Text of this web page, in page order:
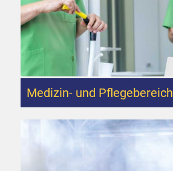
Medizin- und Pflegebereich